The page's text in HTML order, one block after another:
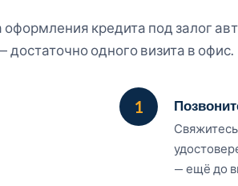
кредита под залог
достаточно одного визита в офис.
1
— ещё до